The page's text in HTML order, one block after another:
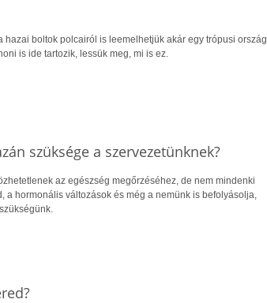
hazai boltok polcairól is leemelhetjük akár egy trópusi ország
is ide tartozik, lessük meg, mi is ez.
szüksége a szervezetünknek?
az egészség megőrzéséhez, de nem mindenki
a hormonális változások és még a nemünk is befolyásolja,